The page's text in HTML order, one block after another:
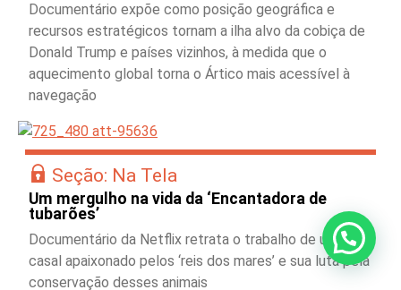
Documentário expõe como posição geográfica e
recursos estratégicos tornam a ilha alvo da cobiça de
Donald Trump e países vizinhos, à medida que o
aquecimento global torna o Ártico mais acessível à
navegação
Seção: Na Tela
Um mergulho na vida da ‘Encantadora de
tubarões’
Documentário da Netflix retrata o trabalho de um
casal apaixonado pelos ‘reis dos mares’ e sua luta pela
conservação desses animais